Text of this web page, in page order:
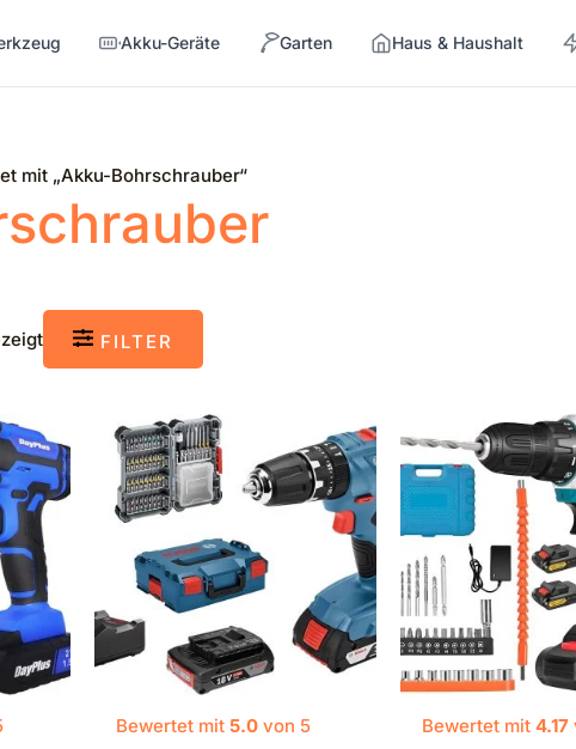
Akku-Geräte Garten Haus & Haushalt
mit „Akku-Bohrschrauber“
FILTER
Bewertet mit 5.0von 5
Bewertet mit 4.17